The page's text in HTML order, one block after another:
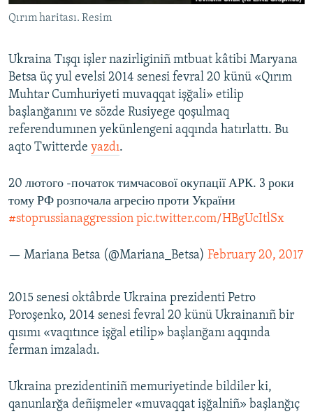
Українською
RFE/RS bütün saytları
Qırım haritası. Resim
Ukraina Tışqı işler nazirliginiñ mtbuat kâtibi Maryana
Betsa üç yul evelsi 2014 senesi fevral 20 künü «Qırım
Muhtar Cumhuriyeti muvaqqat işğali» etilip
başlanğanını ve sözde Rusiyege qoşulmaq
referendumınen yekünlengeni aqqında hatırlattı. Bu
aqto Twitterde yazdı.
20 лютого -початок тимчасової окупації АРК. 3 роки
тому РФ розпочала агресію проти України
#stoprussianaggression pic.twitter.com/HBgUcItlSx
— Mariana Betsa (@Mariana_Betsa) February 20, 2017
2015 senesi oktâbrde Ukraina prezidenti Petro
Poroşenko, 2014 senesi fevral 20 künü Ukrainanıñ bir
qısımı «vaqıtınce işğal etilip» başlanğanı aqqında
ferman imzaladı.
Ukraina prezidentiniñ memuriyetinde bildiler ki,
qanunlarğa deñişmeler «muvaqqat işğalniñ» başlanğıç